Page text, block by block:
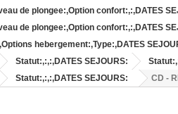
de plongee:,Option confort:,:,DATES
de plongee:,Option confort:,:,DATES
hebergement:,Type:,DATES
Statut:,:,:,DATES SEJOURS:
Statut:,:,:,DATES SEJOURS: CD -